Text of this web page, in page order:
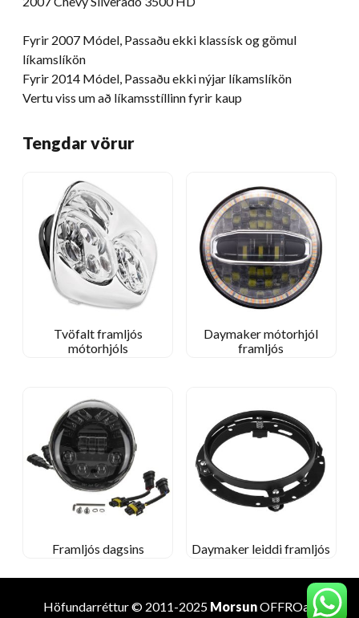
Fyrir 2007 Módel, Passaðu ekki klassísk og gömul
líkamslíkön
Fyrir 2014 Módel, Passaðu ekki nýjar líkamslíkön
Vertu viss um að líkamsstíllinn fyrir kaup
Tengdar vörur
Tvöfalt framljós
mótorhjóls
Daymaker mótorhjól
framljós
Framljós dagsins Daymaker leiddi framljós
Höfundarréttur © 2011-2025 MorsunOFFROad